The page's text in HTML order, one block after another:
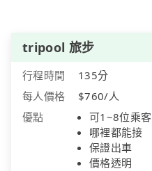
tripool 旅步
行程時間
135分
每人價格
$760/人
優點
可1~8位乘客
哪裡都能接
保證出車
價格透明